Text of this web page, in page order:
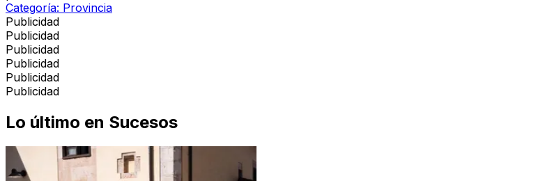
Categoría: Provincia
Publicidad
Publicidad
Publicidad
Publicidad
Publicidad
Publicidad
Lo último en Sucesos